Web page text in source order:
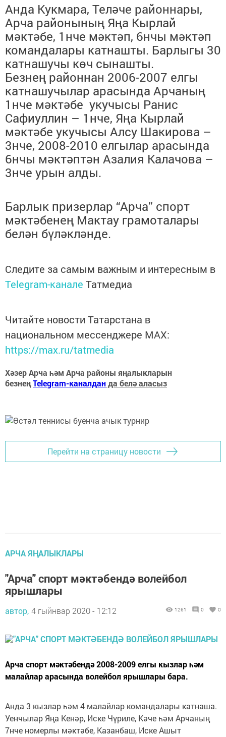
Анда Кукмара, Теләче районнары,
Арча районының Яңа Кырлай
мәктәбе, 1нче мәктәп, 6нчы мәктәп
командалары катнашты. Барлыгы 30
катнашучы көч сынашты.
Безнең районнан 2006-2007 елгы
катнашучылар арасында Арчаның
1нче мәктәбе укучысы Ранис
Сафиуллин – 1нче, Яңа Кырлай
мәктәбе укучысы Алсу Шакирова –
3нче, 2008-2010 елгылар арасында
6нчы мәктәптән Азалия Калачова –
3нче урын алды.
Барлык призерлар “Арча” спорт
мәктәбенең Мактау грамоталары
белән бүләкләнде.
Следите за самым важным и интересным в
Telegram-канале Татмедиа
Читайте новости Татарстана в
национальном мессенджере MАХ:
https://max.ru/tatmedia
Хәзер Арча һәм Арча районы яңалыкларын
безнеңTelegram-каналданда белә аласыз
Перейти на страницу новости
АРЧА ЯҢАЛЫКЛАРЫ
"Арча" спорт мәктәбендә волейбол
ярышлары
автор, 4 гыйнвар 2020 - 12:12 1261 0 0
Арча спорт мәктәбендә 2008-2009 елгы кызлар һәм
малайлар арасында волейбол ярышлары бара.
Анда 3 кызлар һәм 4 малайлар командалары катнаша.
Уенчылар Яңа Кенәр, Иске Чүриле, Кәче һәм Арчаның
7нче номерлы мәктәбе, Казанбаш, Иске Ашыт